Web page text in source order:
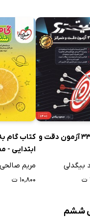
کتاب 33 آزمون دقت و
بیگدلی
کتاب گام
ابتدایی -
اجتماعی
مریم صالحی
۱۰,۸۰۰ ت
ششم